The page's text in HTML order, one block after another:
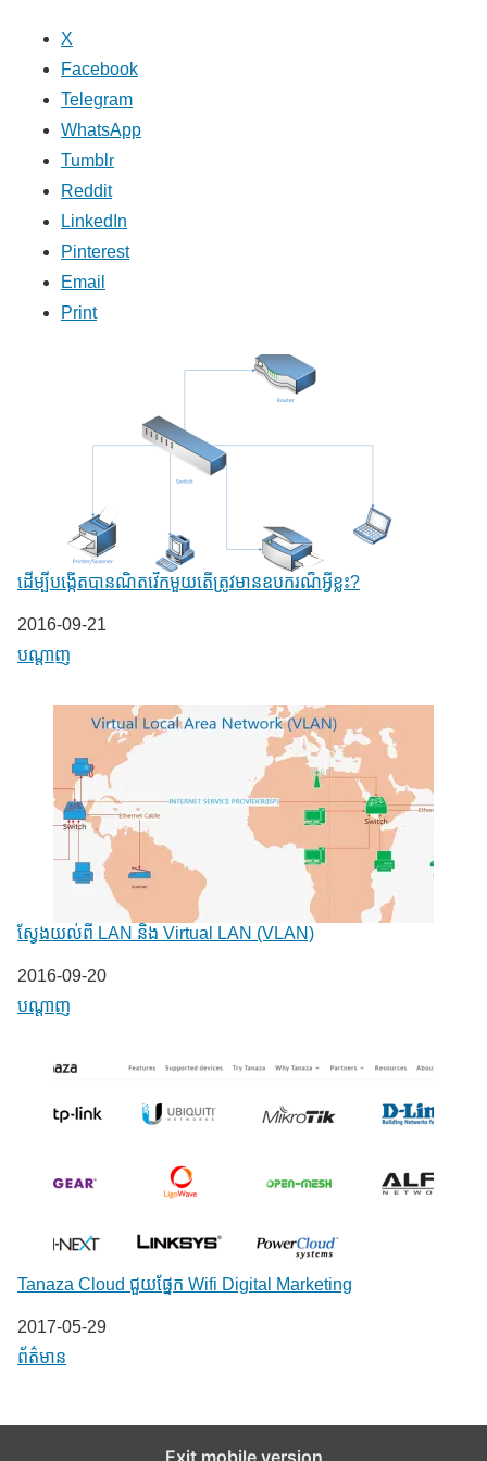
X
Facebook
Telegram
WhatsApp
Tumblr
Reddit
LinkedIn
Pinterest
Email
Print
ដើម្បីបង្កើតបានណិតវើកមួយតើត្រូវមានឧបករណ៏អ្វីខ្លះ?
Date
2016-09-21
In relation to
បណ្តាញ
ស្វែងយល់ពី LAN និង Virtual LAN (VLAN)
Date
2016-09-20
In relation to
បណ្តាញ
Tanaza Cloud ជួយផ្នែក Wifi Digital Marketing
Date
2017-05-29
In relation to
ព័ត៌មាន